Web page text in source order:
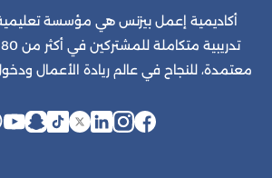
أكاديمية إعمل بيزنس هي مؤسسة تعليمية
معتمدة، للنجاح في عالم ريادة الأعمال